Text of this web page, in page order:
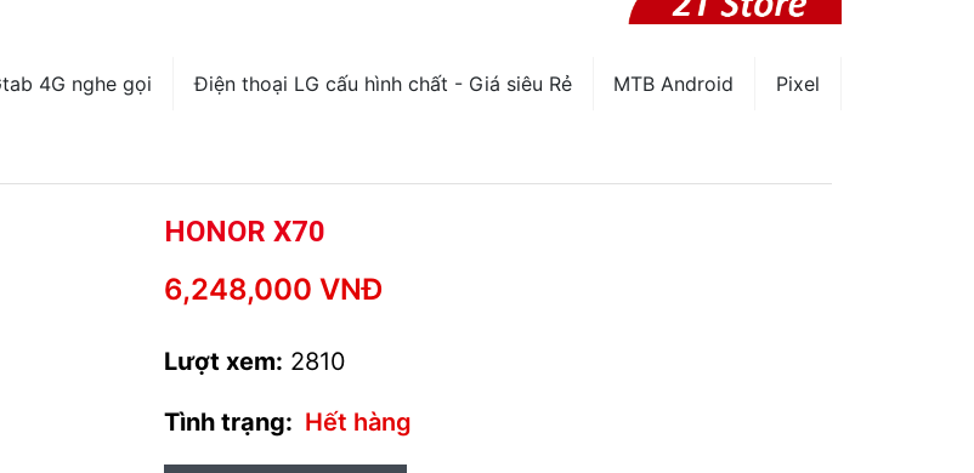
4G nghe gọi Điện thoại LG cấu hình chất - Giá siêu Rẻ MTB Android Pixel
HONOR X70
6,248,000 VNĐ
Lượt xem: 2810
Tình trạng: Hết hàng